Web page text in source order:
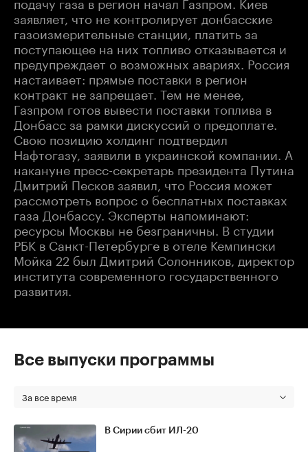
заявляет, что не контролирует донбасские
газоизмерительные станции, платить за
поступающее на них топливо отказывается и
предупреждает о возможных авариях. Россия
настаивает: прямые поставки в регион
контракт не запрещает. Тем не менее,
Газпром готов вывести поставки топлива в
Донбасс за рамки дискуссий о предоплате.
Свою позицию холдинг подтвердил
Нафтогазу, заявили в украинской компании. А
накануне пресс-секретарь президента Путина
Дмитрий Песков заявил, что Россия может
рассмотреть вопрос о бесплатных поставках
газа Донбассу. Эксперты напоминают:
ресурсы Москвы не безграничны. В студии
РБК в Санкт-Петербурге в отеле Кемпински
Мойка 22 был Дмитрий Солонников, директор
института современного государственного
развития.
Все выпуски программы
За все время
В Сирии сбит ИЛ-20